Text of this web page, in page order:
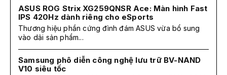
ASUS ROG Strix XG259QNSR Ace: Màn hình Fast
IPS 420Hz dành riêng cho eSports
Thương hiệu phần cứng đình đám ASUS vừa bổ sung
vào dải sản phẩm...
Samsung phô diễn công nghệ lưu trữ BV-NAND
V10 siêu tốc